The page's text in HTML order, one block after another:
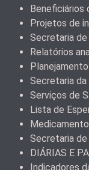
Beneficiários
Projetos de
Secretaria
Relatórios
Secretaria
Serviços de
Lista de
Secretaria de
DIÁRIAS E
Indicadores